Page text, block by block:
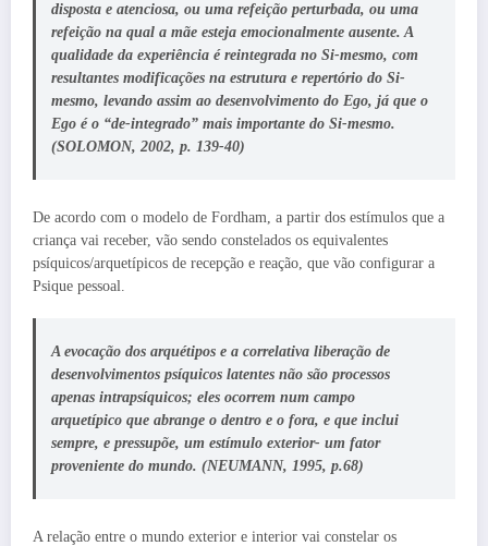
disposta e atenciosa, ou uma refeição perturbada, ou uma
refeição na qual a mãe esteja emocionalmente ausente. A
qualidade da experiência é reintegrada no Si-mesmo, com
resultantes modificações na estrutura e repertório do Si-
mesmo, levando assim ao desenvolvimento do Ego, já que o
Ego é o “de-integrado” mais importante do Si-mesmo.
(SOLOMON, 2002, p. 139-40)
De acordo com o modelo de Fordham, a partir dos estímulos que a
criança vai receber, vão sendo constelados os equivalentes
psíquicos/arquetípicos de recepção e reação, que vão configurar a
Psique pessoal.
A evocação dos arquétipos e a correlativa liberação de
desenvolvimentos psíquicos latentes não são processos
apenas intrapsíquicos; eles ocorrem num campo
arquetípico que abrange o dentro e o fora, e que inclui
sempre, e pressupõe, um estímulo exterior- um fator
proveniente do mundo. (NEUMANN, 1995, p.68)
A relação entre o mundo exterior e interior vai constelar os